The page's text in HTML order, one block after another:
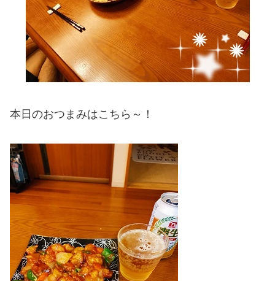
本日のおつまみはこちら～！